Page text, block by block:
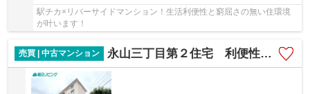
駅チカ×リバーサイドマンション！生活利便性と窮屈さの無い住環境
が叶います！
売買 | 中古マンション 永山三丁目第２住宅 利便性で選ばれる！しかも２階の住戸！